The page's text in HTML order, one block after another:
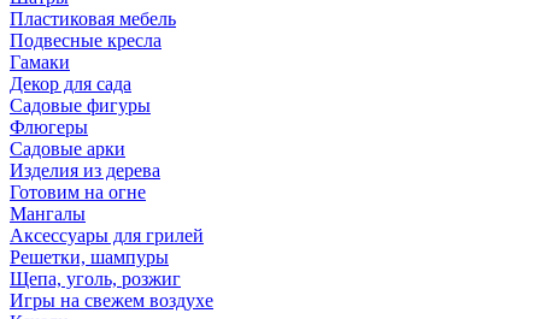
Пластиковая мебель
Подвесные кресла
Гамаки
Декор для сада
Садовые фигуры
Флюгеры
Садовые арки
Изделия из дерева
Готовим на огне
Мангалы
Аксессуары для грилей
Решетки, шампуры
Щепа, уголь, розжиг
Игры на свежем воздухе